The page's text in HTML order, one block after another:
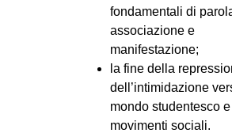
fondamentali di
associazione e
manifestazione;
la fine della
dell’intimidazione
mondo studentesco e
movimenti sociali.